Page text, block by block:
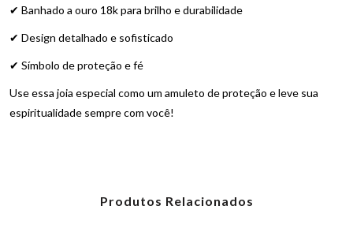
✔ Banhado a ouro 18k para brilho e durabilidade
✔ Design detalhado e sofisticado
✔ Símbolo de proteção e fé
Use essa joia especial como um amuleto de proteção e leve sua
espiritualidade sempre com você!
Produtos Relacionados